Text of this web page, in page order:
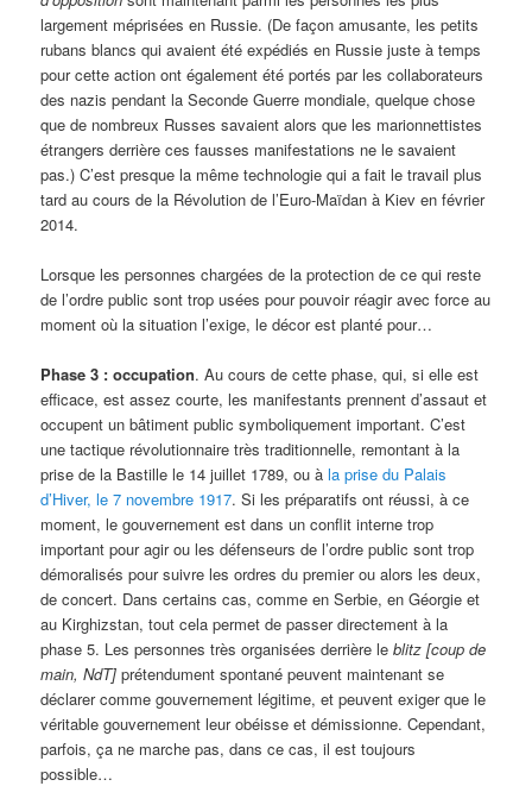
largement méprisées en Russie. (De façon amusante, les petits
rubans blancs qui avaient été expédiés en Russie juste à temps
pour cette action ont également été portés par les collaborateurs
des nazis pendant la Seconde Guerre mondiale, quelque chose
que de nombreux Russes savaient alors que les marionnettistes
étrangers derrière ces fausses manifestations ne le savaient
pas.) C’est presque la même technologie qui a fait le travail plus
tard au cours de la Révolution de l’Euro-Maïdan à Kiev en février
2014.
Lorsque les personnes chargées de la protection de ce qui reste
de l’ordre public sont trop usées pour pouvoir réagir avec force au
moment où la situation l’exige, le décor est planté pour…
Phase 3 : occupation. Au cours de cette phase, qui, si elle est
efficace, est assez courte, les manifestants prennent d’assaut et
occupent un bâtiment public symboliquement important. C’est
une tactique révolutionnaire très traditionnelle, remontant à la
prise de la Bastille le 14 juillet 1789, ou àla prise du Palais
d’Hiver, le 7 novembre 1917. Si les préparatifs ont réussi, à ce
moment, le gouvernement est dans un conflit interne trop
important pour agir ou les défenseurs de l’ordre public sont trop
démoralisés pour suivre les ordres du premier ou alors les deux,
de concert. Dans certains cas, comme en Serbie, en Géorgie et
au Kirghizstan, tout cela permet de passer directement à la
phase 5. Les personnes très organisées derrière leblitz [coup de
main, NdT]prétendument spontané peuvent maintenant se
déclarer comme gouvernement légitime, et peuvent exiger que le
véritable gouvernement leur obéisse et démissionne. Cependant,
parfois, ça ne marche pas, dans ce cas, il est toujours
possible…